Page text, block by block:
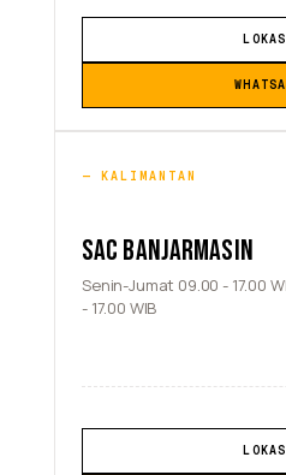
KALIMANTAN
SAC BANJARMASIN
Senin-Jumat 09.00 - 17.00
- 17.00 WIB